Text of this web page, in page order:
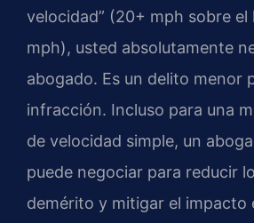
velocidad” (20+ mph sobre el
mph), usted absolutamente
abogado. Es un delito menor
infracción. Incluso para una
de velocidad simple, un
puede negociar para reducir
demérito y mitigar el impacto